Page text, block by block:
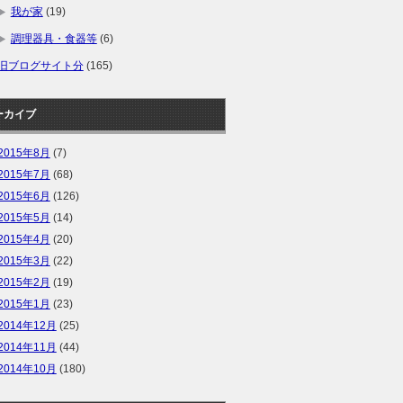
我が家 (19)
調理器具・食器等(6)
ブログサイト分(165)
カイブ
年8月 (7)
年7月 (68)
年6月 (126)
年5月 (14)
年4月 (20)
年3月 (22)
年2月 (19)
年1月 (23)
年12月 (25)
年11月 (44)
年10月 (180)